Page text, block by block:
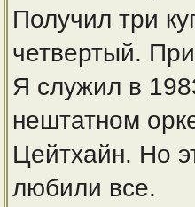
Получил три
четвертый.
Я служил в
нештатном
Цейтхайн. Но
любили все.